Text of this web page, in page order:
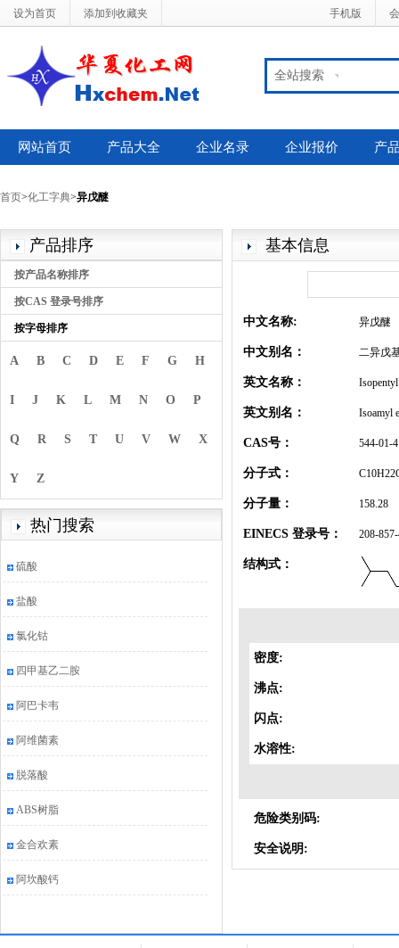
设为首页 添加到收藏夹 手机版
全站搜索
网站首页 产品大全 企业名录 企业报价 产
首页>化工字典>异戊醚
产品排序
按产品名称排序
按CAS 登录号排序
按字母排序
A B C D E F G H
I J K L M N O P
Q R S T U V W X
Y Z
热门搜索
硫酸
盐酸
氯化钴
四甲基乙二胺
阿巴卡韦
阿维菌素
脱落酸
ABS树脂
金合欢素
阿坎酸钙
基本信息
中文名称: 异戊醚
中文别名： 二异戊
英文名称：
英文别名： Isoamyl
CAS号： 544-01-4
分子式：
分子量： 158.28
EINECS 登录号： 208-
结构式：
密度:
沸点:
闪点:
水溶性:
危险类别码:
安全说明: